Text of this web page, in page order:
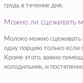
грудь в течение дня.
Можно ли сцеживать
Молоко можно сцеживать
одну порцию только если
Кроме этого, важно
холодильник, и